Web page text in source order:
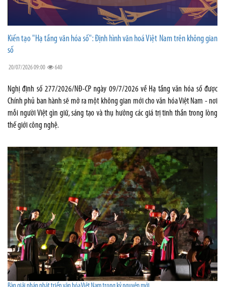
Kiến tạo "Hạ tầng văn hóa số": Định hình văn hoá Việt Nam trên không gian
số
20/07/2026 09:00 640
Nghị định số 277/2026/NĐ-CP ngày 09/7/2026 về Hạ tầng văn hóa số được
Chính phủ ban hành sẽ mở ra một không gian mới cho văn hóa Việt Nam - nơi
mỗi người Việt gìn giữ, sáng tạo và thụ hưởng các giá trị tinh thần trong lòng
thế giới công nghệ.